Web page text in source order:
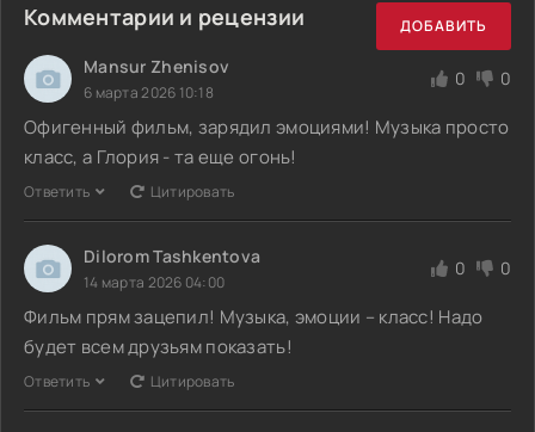
Комментарии и рецензии ДОБАВИТЬ
Mansur Zhenisov
6 марта 2026 10:18
0 0
Офигенный фильм, зарядил эмоциями! Музыка просто
класс, а Глория - та еще огонь!
Ответить Цитировать
Dilorom Tashkentova
14 марта 2026 04:00
0 0
Фильм прям зацепил! Музыка, эмоции – класс! Надо
будет всем друзьям показать!
Ответить Цитировать